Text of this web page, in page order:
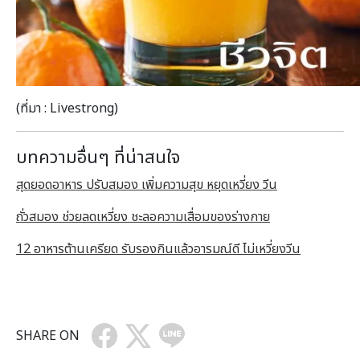
(ที่มา : Livestrong)
บทความอื่นๆ ที่น่าสนใจ
สุดยอดอาหาร ปรับสมอง เพิ่มความสุข หยุดเหวี่ยง วีน
ถั่วสมอง ช่วยลดเหวี่ยง ชะลอความเสื่อมของร่างกาย
12 อาหารต้านเครียด รับรองกินแล้วอารมณ์ดี ไม่เหวี่ยงวีน
SHARE ON